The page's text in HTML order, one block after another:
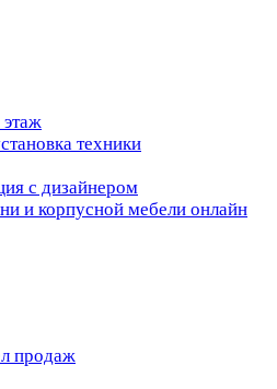
техники
с дизайнером
и корпусной мебели онлайн
продаж